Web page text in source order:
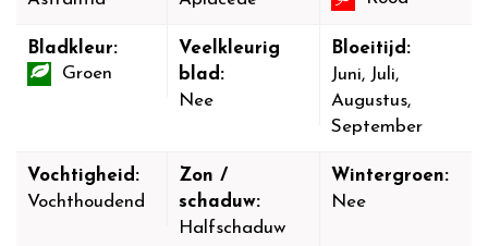
Bladkleur:
Groen
Veelkleurig
blad:
Nee
Bloeitijd:
Juni, Juli,
Augustus,
September
Vochtigheid:
Vochthoudend
Zon /
schaduw:
Halfschaduw
Wintergroen:
Nee